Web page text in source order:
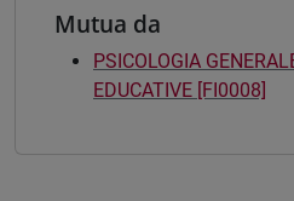
Mutua da
PSICOLOGIA
EDUCATIVE [FI0008]